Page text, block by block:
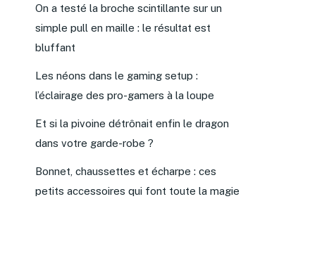
On a testé la broche scintillante sur un
simple pull en maille : le résultat est
bluffant
Les néons dans le gaming setup :
l’éclairage des pro-gamers à la loupe
Et si la pivoine détrônait enfin le dragon
dans votre garde-robe ?
Bonnet, chaussettes et écharpe : ces
petits accessoires qui font toute la magie